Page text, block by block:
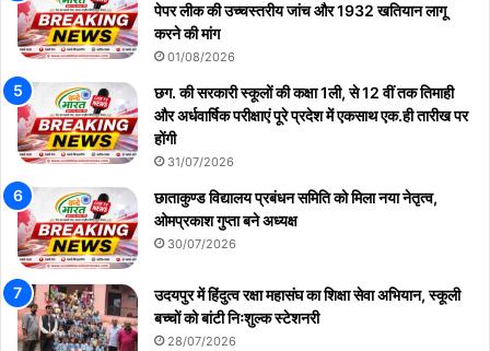
पेपर लीक की उच्चस्तरीय जांच और 1932 खतियान लागू
करने की मांग
01/08/2026
छग. की सरकारी स्कूलों की कक्षा 1ली, से 12 वीं तक तिमाही
और अर्धवार्षिक परीक्षाएं पूरे प्रदेश में एकसाथ एक.ही तारीख पर
होंगी
31/07/2026
छाताकुण्ड विद्यालय प्रबंधन समिति को मिला नया नेतृत्व,
ओमप्रकाश गुप्ता बने अध्यक्ष
30/07/2026
उदयपुर में हिंदुत्व रक्षा महासंघ का शिक्षा सेवा अभियान, स्कूली
बच्चों को बांटी निःशुल्क स्टेशनरी
28/07/2026